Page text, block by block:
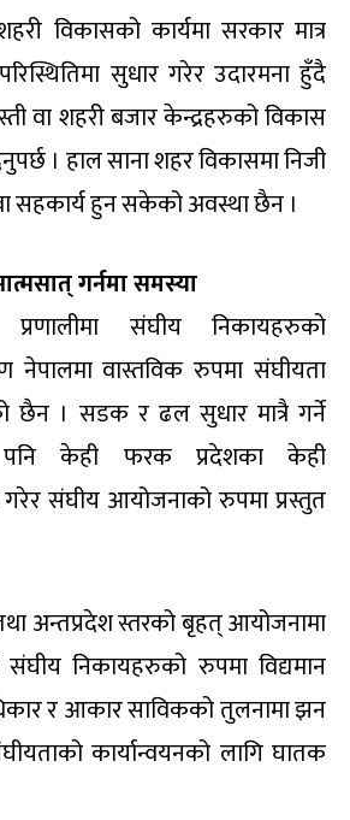
विकासको कार्यमा सरकार मात्र
सुधार गरेर उदारमना हुँदै
वा शहरी बजार केन्द्रहरुको विकास
। हाल साना शहर विकासमा निजी
सहकार्य हुन सकेको अवस्था छैन ।
गर्नमा समस्या
संघीय निकायहरुको
नेपालमा वास्तविक रुपमा संघीयता
छैन । सडक र ढल सुधार मात्रै गर्ने
पनि केही फरक प्रदेशका केही
संघीय आयोजनाको रुपमा प्रस्तुत
अन्तप्रदेश स्तरको बृहत् आयोजनामा
संघीय निकायहरुको रुपमा विद्यमान
र आकार साविकको तुलनामा झन
कार्यान्वयनको लागि घातक